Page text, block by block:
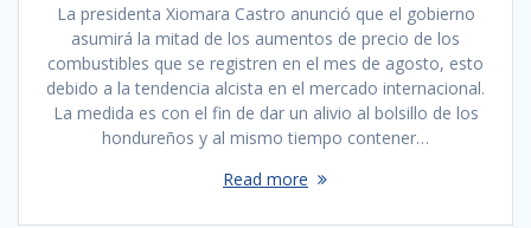
La presidenta Xiomara Castro anunció que el gobierno
asumirá la mitad de los aumentos de precio de los
combustibles que se registren en el mes de agosto, esto
debido a la tendencia alcista en el mercado internacional.
La medida es con el fin de dar un alivio al bolsillo de los
hondureños y al mismo tiempo contener…
Read more